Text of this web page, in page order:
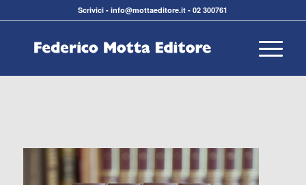
Scrivici -info@mottaeditore.it -02 300761